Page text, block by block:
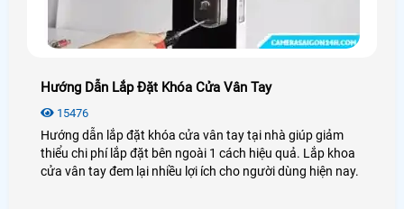
Hướng Dẫn Lắp Đặt Khóa Cửa Vân Tay
15476
Hướng dẫn lắp đặt khóa cửa vân tay tại nhà giúp giảm
thiểu chi phí lắp đặt bên ngoài 1 cách hiệu quả. Lắp khoa
cửa vân tay đem lại nhiều lợi ích cho người dùng hiện nay.